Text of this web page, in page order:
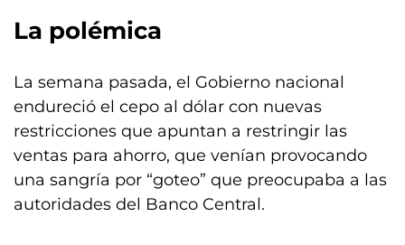
La polémica
La semana pasada, el Gobierno nacional
endureció el cepo al dólar con nuevas
restricciones que apuntan a restringir las
ventas para ahorro, que venían provocando
una sangría por “goteo” que preocupaba a las
autoridades del Banco Central.